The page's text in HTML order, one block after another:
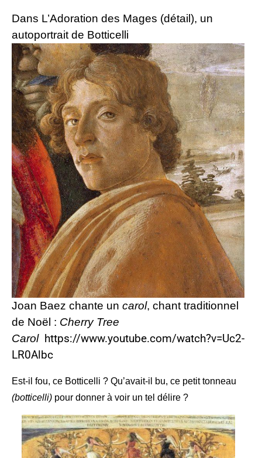
Dans L’Adoration des Mages (détail), un
autoportrait de Botticelli
Joan Baez chante un carol, chant traditionnel
de Noël : Cherry Tree
Carol https://www.youtube.com/watch?v=Uc2-
LR0Albc
Est-il fou, ce Botticelli ? Qu’avait-il bu, ce petit tonneau
(botticelli) pour donner à voir un tel délire ?